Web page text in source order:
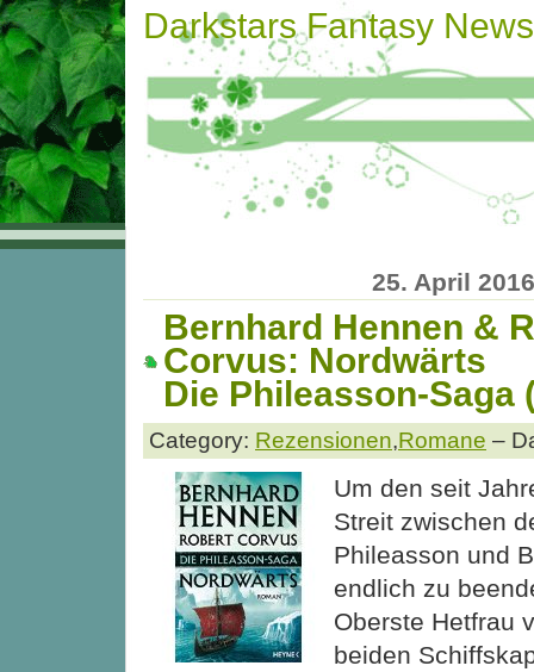
Darkstars Fantasy News
25. April 2016
Bernhard Hennen &
Corvus: Nordwärts
Die Phileasson-Saga
Category: Rezensionen,Romane –
Um den seit
Streit zwischen
Phileasson und
endlich zu
Oberste Hetfrau
beiden